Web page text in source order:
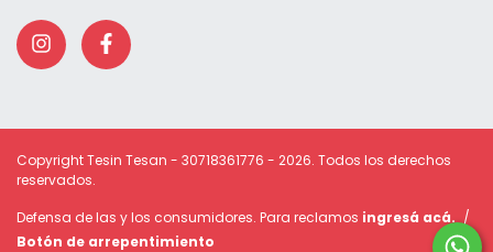
Copyright Tesin Tesan - 30718361776 - 2026. Todos los derechos
reservados.
Defensa de las y los consumidores. Para reclamos ingresá acá. /
Botón de arrepentimiento